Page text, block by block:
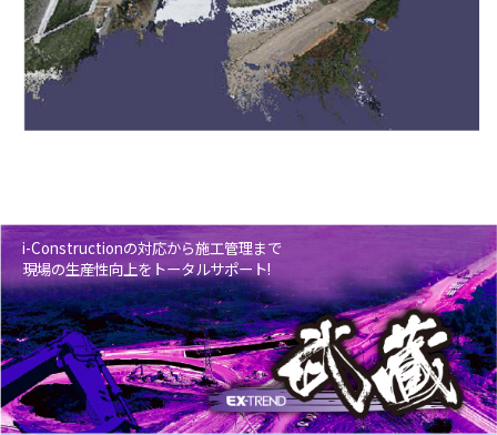
i-Constructionの対応から施工管理まで
現場の生産性向上をトータルサポート!